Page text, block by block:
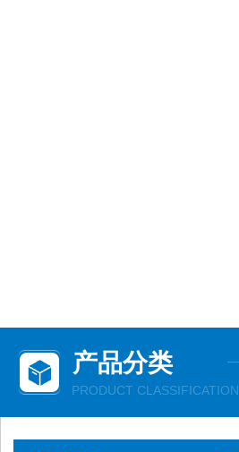
产品分类
PRODUCT CLASSIFICATION